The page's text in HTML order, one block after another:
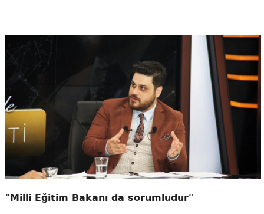
"Milli Eğitim Bakanı da sorumludur"